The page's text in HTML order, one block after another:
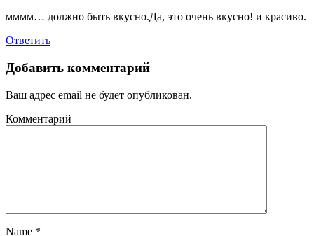
мммм… должно быть вкусно.Да, это очень вкусно! и красиво.
Ответить
Добавить комментарий
Ваш адрес email не будет опубликован.
Комментарий
Name *